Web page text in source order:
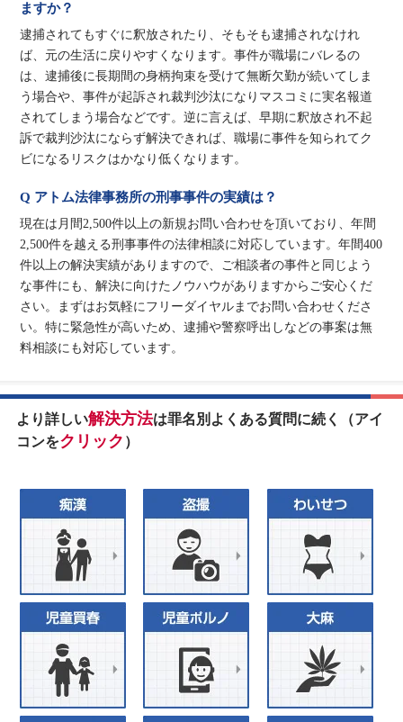
ますか？
逮捕されてもすぐに釈放されたり、そもそも逮捕されなけれ
ば、元の生活に戻りやすくなります。事件が職場にバレるの
は、逮捕後に長期間の身柄拘束を受けて無断欠勤が続いてしま
う場合や、事件が起訴され裁判沙汰になりマスコミに実名報道
されてしまう場合などです。逆に言えば、早期に釈放され不起
訴で裁判沙汰にならず解決できれば、職場に事件を知られてク
ビになるリスクはかなり低くなります。
Q アトム法律事務所の刑事事件の実績は？
現在は月間2,500件以上の新規お問い合わせを頂いており、年間
2,500件を越える刑事事件の法律相談に対応しています。年間400
件以上の解決実績がありますので、ご相談者の事件と同じよう
な事件にも、解決に向けたノウハウがありますからご安心くだ
さい。まずはお気軽にフリーダイヤルまでお問い合わせくださ
い。特に緊急性が高いため、逮捕や警察呼出しなどの事案は無
料相談にも対応しています。
より詳しい解決方法は罪名別よくある質問に続く（アイ
コンをクリック ）